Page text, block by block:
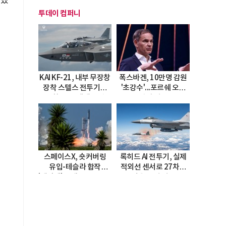
투데이 컴퍼니
KAI KF-21, 내부 무장창
장착 스텔스 전투기로
폭스바겐, 10만명 감원
'초강수'...포르쉐 오너
스페이스X, 숏커버링
유입-테슬라 합작
록히드 AI 전투기, 실제
적외선 센서로 27차례